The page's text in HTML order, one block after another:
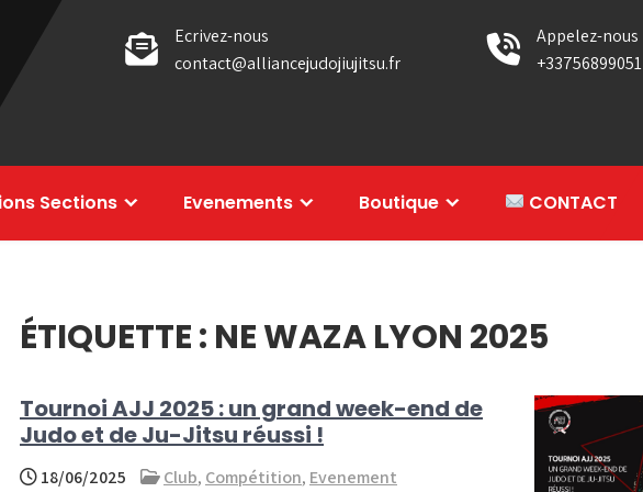
Ecrivez-nous
contact@alliancejudojiujitsu.fr
Appelez-nous
+33756899051
Sections Evenements Boutique CONTACT
ÉTIQUETTE : NE WAZA LYON 2025
Tournoi AJJ 2025 : un grand week-end de
Judo et de Ju-Jitsu réussi !
18/06/2025 Club, Compétition, Evenement